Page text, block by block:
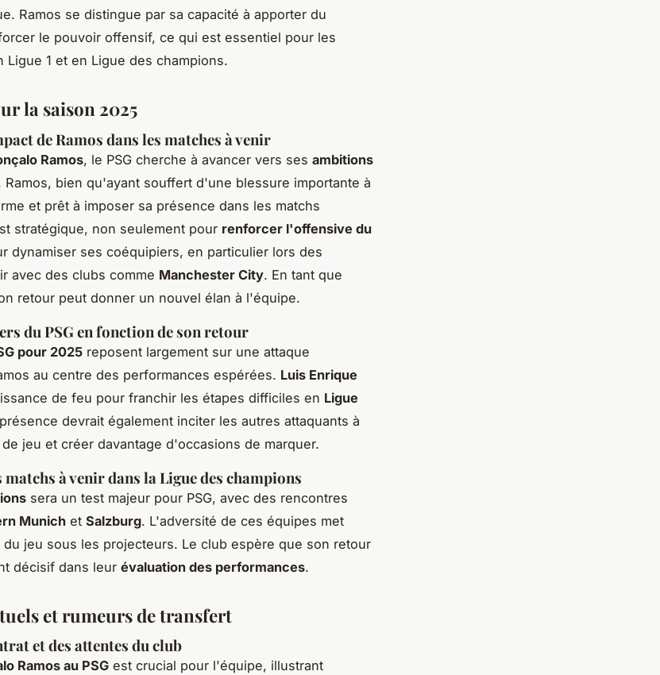
Ramos se distingue par sa capacité à apporter du
le pouvoir offensif, ce qui est essentiel pour les
Ligue 1 et en Ligue des champions.
la saison 2025
de Ramos dans les matches à venir
Ramos, le PSG cherche à avancer vers ses ambitions
Ramos, bien qu'ayant souffert d'une blessure importante à
et prêt à imposer sa présence dans les matchs
stratégique, non seulement pour renforcer l'offensive du
dynamiser ses coéquipiers, en particulier lors des
avec des clubs comme Manchester City. En tant que
retour peut donner un nouvel élan à l'équipe.
du PSG en fonction de son retour
pour 2025 reposent largement sur une attaque
au centre des performances espérées. Luis Enrique
de feu pour franchir les étapes difficiles en Ligue
devrait également inciter les autres attaquants à
jeu et créer davantage d'occasions de marquer.
à venir dans la Ligue des champions
sera un test majeur pour PSG, avec des rencontres
Munich et Salzburg. L'adversité de ces équipes met
du jeu sous les projecteurs. Le club espère que son retour
décisif dans leur évaluation des performances.
et rumeurs de transfert
et des attentes du club
Ramos au PSG est crucial pour l'équipe, illustrant